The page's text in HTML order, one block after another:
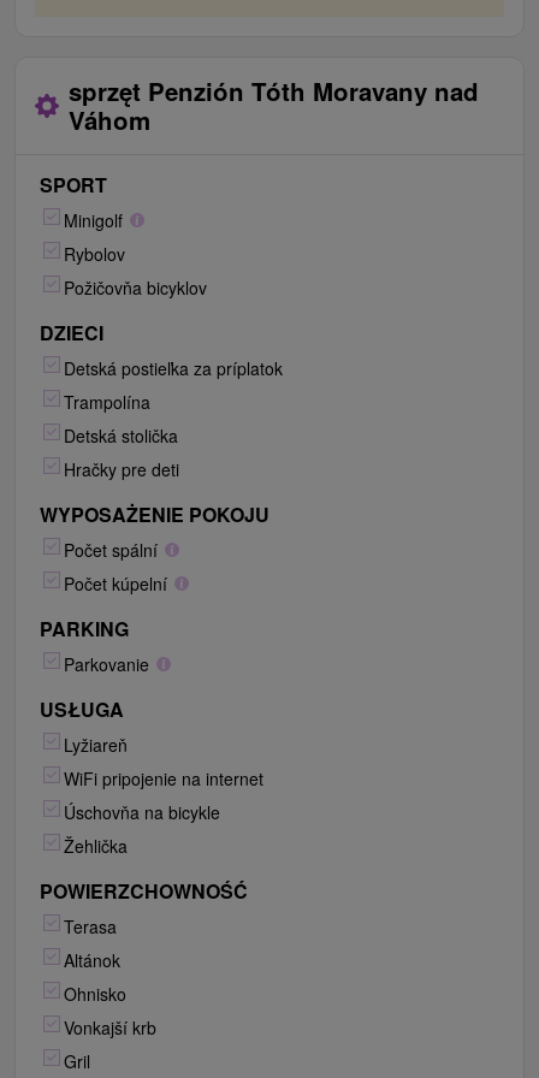
sprzęt Penzión Tóth Moravany nad
Váhom
SPORT
Minigolf
Rybolov
Požičovňa bicyklov
DZIECI
Detská postieľka za príplatok
Trampolína
Detská stolička
Hračky pre deti
WYPOSAŻENIE POKOJU
Počet spální
Počet kúpelní
PARKING
Parkovanie
USŁUGA
Lyžiareň
WiFi pripojenie na internet
Úschovňa na bicykle
Žehlička
POWIERZCHOWNOŚĆ
Terasa
Altánok
Ohnisko
Vonkajší krb
Gril